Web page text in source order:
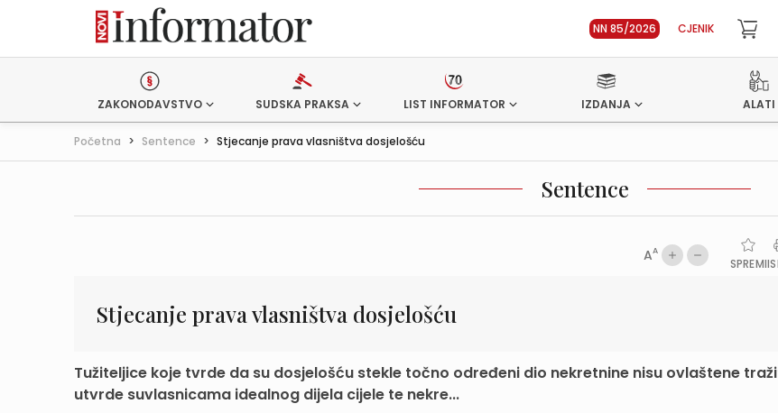
NN 85/2026 CJENIK
ZAKONODAVSTVO SUDSKA PRAKSA LIST INFORMATOR IZDANJA ALATI
Početna > Sentence > Stjecanje prava vlasništva dosjelošću
Sentence
AA
SPREMI
Stjecanje prava vlasništva dosjelošću
Tužiteljice koje tvrde da su dosjelošću stekle točno određeni dio nekretnine nisu ovlaštene
utvrde suvlasnicama idealnog dijela cijele te nekre...